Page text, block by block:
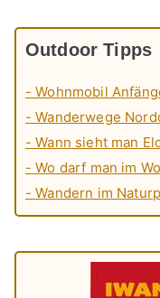
Outdoor Tipps
- Wohnmobil
- Wanderwege
- Wann sieht man
- Wo darf man im
- Wandern im